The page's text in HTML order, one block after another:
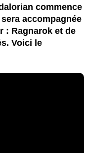
commence
accompagnée
: Ragnarok et de
Voici le